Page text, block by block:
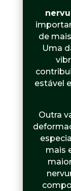
de
Uma
estável
Outra
mais